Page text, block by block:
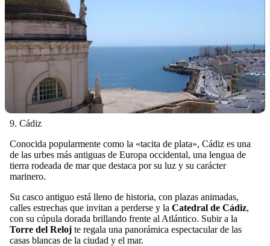
9. Cádiz
Conocida popularmente como la «tacita de plata», Cádiz es una
de las urbes más antiguas de Europa occidental, una lengua de
tierra rodeada de mar que destaca por su luz y su carácter
marinero.
Su casco antiguo está lleno de historia, con plazas animadas,
calles estrechas que invitan a perderse y la Catedral de Cádiz,
con su cúpula dorada brillando frente al Atlántico. Subir a la
Torre del Reloj te regala una panorámica espectacular de las
casas blancas de la ciudad y el mar.